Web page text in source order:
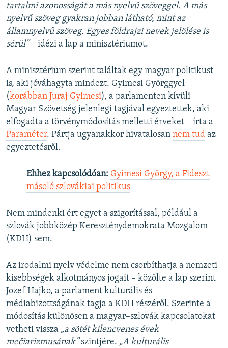
tartalmi azonosságát a más nyelvű szöveggel. A más
nyelvű szöveg gyakran jobban látható, mint az
államnyelvű szöveg. Egyes földrajzi nevek jelölése is
sérül”– idézi a lap a minisztériumot.
A minisztérium szerint találtak egy magyar politikust
is, aki jóváhagyta mindezt. Gyimesi Györggyel
(korábban Juraj Gyimesi), a parlamenten kívüli
Magyar Szövetség jelenlegi tagjával egyeztettek, aki
elfogadta a törvénymódosítás melletti érveket – írta a
Paraméter. Pártja ugyanakkor hivatalosan nem tud az
egyeztetésről.
Ehhez kapcsolódóan: Gyimesi György, a Fideszt
másoló szlovákiai politikus
Nem mindenki ért egyet a szigorítással, például a
szlovák jobbközép Kereszténydemokrata Mozgalom
(KDH) sem.
Az irodalmi nyelv védelme nem csorbíthatja a nemzeti
kisebbségek alkotmányos jogait – közölte a lap szerint
Jozef Hajko, a parlament kulturális és
médiabizottságának tagja a KDH részéről. Szerinte a
módosítás különösen a magyar–szlovák kapcsolatokat
vetheti vissza „a sötét kilencvenes évek
mečiarizmusának”szintjére. „A kulturális